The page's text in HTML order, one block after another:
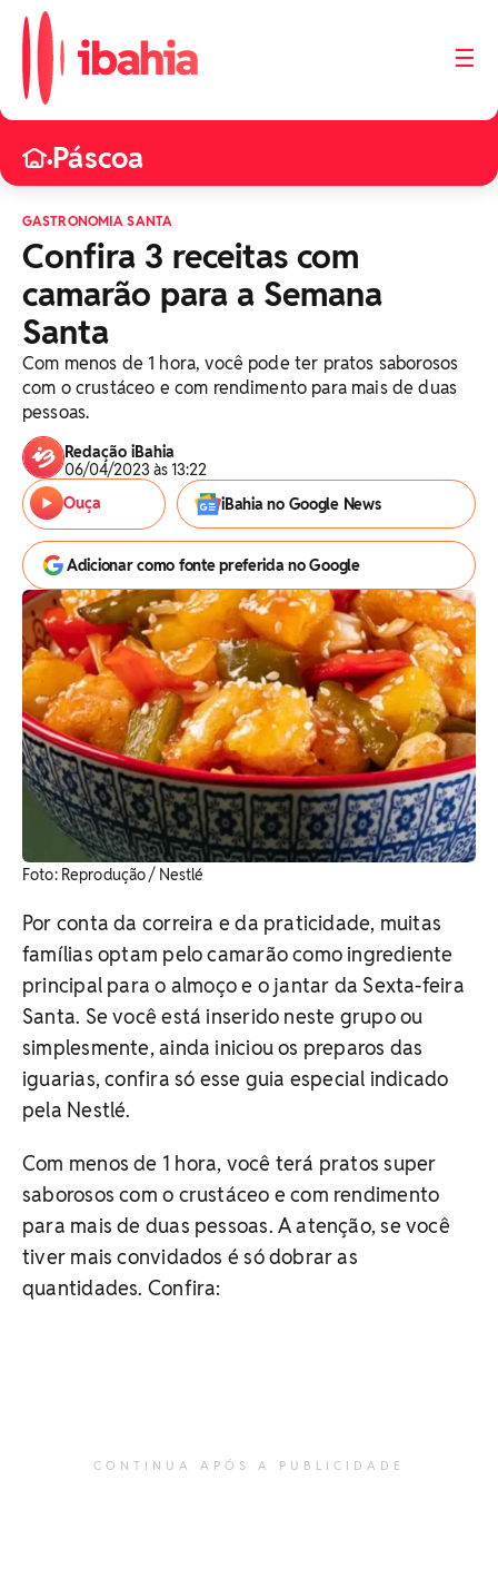
☰
•Páscoa
GASTRONOMIA SANTA
Confira 3 receitas com
camarão para a Semana
Santa
Com menos de 1 hora, você pode ter pratos saborosos
com o crustáceo e com rendimento para mais de duas
pessoas.
Redação iBahia
06/04/2023 às 13:22
Ouça
iBahia no Google News
Adicionar como fonte preferida no Google
Foto: Reprodução / Nestlé
Por conta da correira e da praticidade, muitas
famílias optam pelo camarão como ingrediente
principal para o almoço e o jantar da Sexta-feira
Santa. Se você está inserido neste grupo ou
simplesmente, ainda iniciou os preparos das
iguarias, confira só esse guia especial indicado
pela Nestlé.
Com menos de 1 hora, você terá pratos super
saborosos com o crustáceo e com rendimento
para mais de duas pessoas. A atenção, se você
tiver mais convidados é só dobrar as
quantidades. Confira:
CONTINUA APÓS A PUBLICIDADE